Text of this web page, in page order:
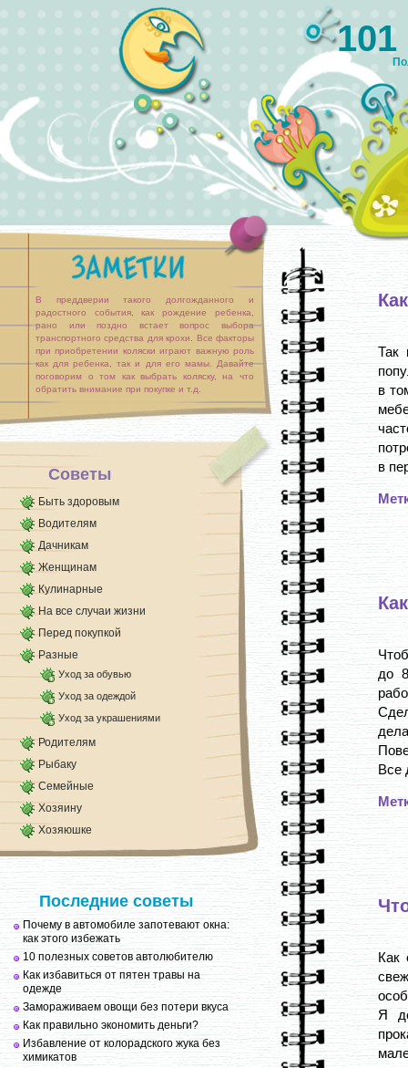
В преддверии такого долгожданного и
радостного события, как рождение ребенка,
рано или поздно встает вопрос выбора
транспортного средства для крохи. Все факторы
при приобретении коляски играют важную роль
как для ребенка, так и для его мамы. Давайте
поговорим о том как выбрать коляску, на что
обратить внимание при покупке и т.д.
Советы
Быть здоровым
Водителям
Дачникам
Женщинам
Кулинарные
На все случаи жизни
Перед покупкой
Разные
Уход за обувью
Уход за одеждой
Уход за украшениями
Родителям
Рыбаку
Семейные
Хозяину
Хозяюшке
Последние советы
Почему в автомобиле запотевают окна:
как этого избежать
10 полезных советов автолюбителю
Как избавиться от пятен травы на
одежде
Замораживаем овощи без потери вкуса
Как правильно экономить деньги?
Избавление от колорадского жука без
химикатов
Так
в
в
до
Все
Как
Я